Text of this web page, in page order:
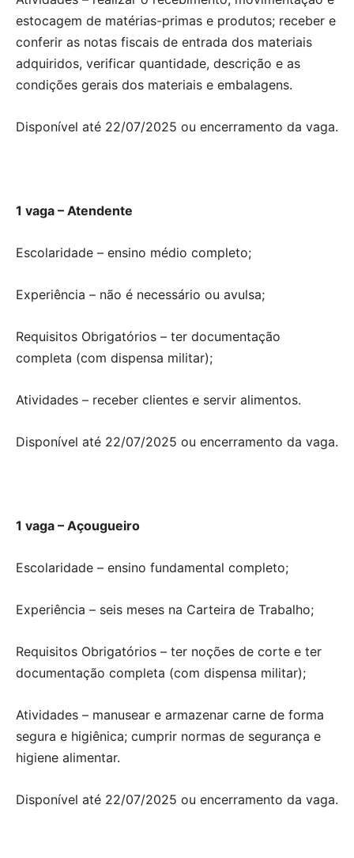
estocagem de matérias-primas e produtos; receber e
conferir as notas fiscais de entrada dos materiais
adquiridos, verificar quantidade, descrição e as
condições gerais dos materiais e embalagens.
Disponível até 22/07/2025 ou encerramento da vaga.
1 vaga – Atendente
Escolaridade – ensino médio completo;
Experiência – não é necessário ou avulsa;
Requisitos Obrigatórios – ter documentação
completa (com dispensa militar);
Atividades – receber clientes e servir alimentos.
Disponível até 22/07/2025 ou encerramento da vaga.
1 vaga – Açougueiro
Escolaridade – ensino fundamental completo;
Experiência – seis meses na Carteira de Trabalho;
Requisitos Obrigatórios – ter noções de corte e ter
documentação completa (com dispensa militar);
Atividades – manusear e armazenar carne de forma
segura e higiênica; cumprir normas de segurança e
higiene alimentar.
Disponível até 22/07/2025 ou encerramento da vaga.